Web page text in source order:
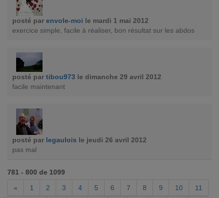
posté par envole-moi le mardi 1 mai 2012
exercice simple, facile à réaliser, bon résultat sur les abdos
posté par tibou973 le dimanche 29 avril 2012
facile maintenant
posté par legaulois le jeudi 26 avril 2012
pas mal
781 - 800 de 1099
«
1 2 3 4 5 6 7 8 9 10 11